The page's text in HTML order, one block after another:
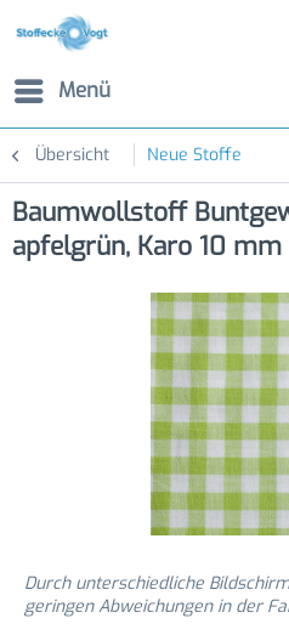
Menü
Übersicht Neue Stoffe
Baumwollstoff
apfelgrün, Karo 10 mm
Durch unterschiedliche
geringen Abweichungen in der